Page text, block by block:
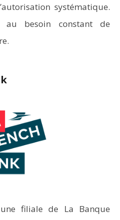
systématique.
besoin constant de
filiale de La Banque